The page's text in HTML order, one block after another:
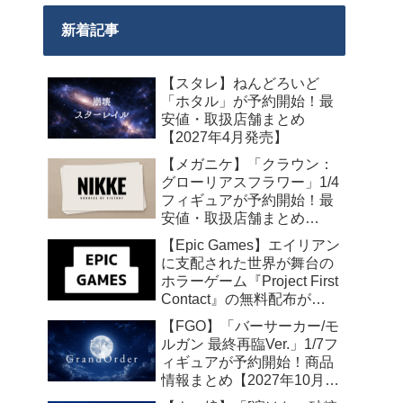
新着記事
【スタレ】ねんどろいど
「ホタル」が予約開始！最
安値・取扱店舗まとめ
【2027年4月発売】
【メガニケ】「クラウン：
グローリアスフラワー」1/4
フィギュアが予約開始！最
安値・取扱店舗まとめ
【2027年5月発売】
【Epic Games】エイリアン
に支配された世界が舞台の
ホラーゲーム『Project First
Contact』の無料配布が
2026年8月18日午前7時まで
の期間限定で開始
【FGO】「バーサーカー/モ
ルガン 最終再臨Ver.」1/7フ
ィギュアが予約開始！商品
情報まとめ【2027年10月発
売】